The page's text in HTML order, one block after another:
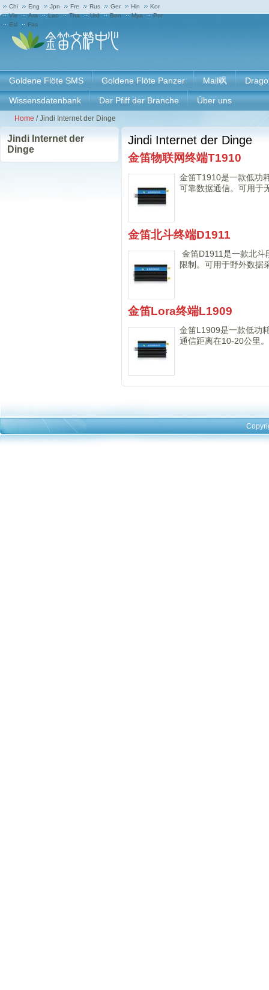
Chi Eng Jpn Fre Rus Ger Hin
Kor
Vie
Ara Lao Tha Urd Ben Mya
Por
Esl
Fas
Goldene Flöte SMS Goldene Flöte Panzer Mail飒
Wissensdatenbank Der Pfiff der Branche Über uns
Home / Jindi Internet der Dinge
Jindi Internet der
Dinge
Jindi Internet der Dinge
金笛物联网终端T1910
金笛T1910是一款低功
可靠数据通信。可用于
金笛北斗终端D1911
金笛D1911是一款北斗
限制。可用于野外数据
金笛Lora终端L1909
金笛L1909是一款低功
通信距离在10-20公里